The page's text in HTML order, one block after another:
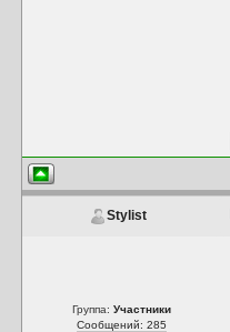
Stylist
Группа: Участники
Сообщений: 285